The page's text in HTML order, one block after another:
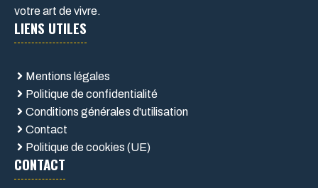
votre art de vivre.
LIENS UTILES
Mentions légales
Politique de confidentialité
Conditions générales d'utilisation
Contact
Politique de cookies (UE)
CONTACT